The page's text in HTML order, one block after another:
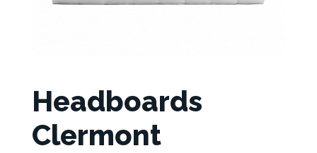
Headboards
Clermont